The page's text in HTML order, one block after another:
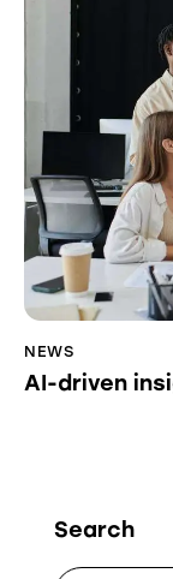
NEWS
AI-driven
Search